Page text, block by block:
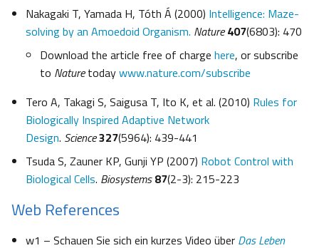
Nakagaki T, Yamada H, Tóth Á (2000) Intelligence: Maze-
solving by an Amoedoid Organism. Nature 407(6803): 470
Download the article free of charge here, or subscribe
to Naturetodaywww.nature.com/subscribe
Tero A, Takagi S, Saigusa T, Ito K, et al. (2010) Rules for
Biologically Inspired Adaptive Network
Design. Science327(5964): 439-441
Tsuda S, Zauner KP, Gunji YP (2007) Robot Control with
Biological Cells. Biosystems 87(2-3): 215-223
Web References
w1 – Schauen Sie sich ein kurzes Video über Das Leben